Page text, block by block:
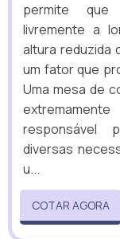
permite que
livremente a
altura reduzida
um fator que
Uma mesa de
responsável
diversas
u...
COTAR AGORA